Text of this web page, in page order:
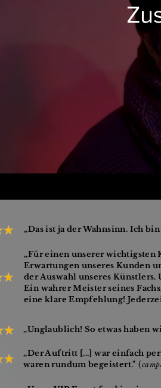
,,Das ist ja der Wahnsinn. Ich
,,Für einen unserer wichtigsten
Erwartungen unseres Kunden
der Auswahl unseres
Ein wahrer Meister seines
eine klare Empfehlung!
,,Unglaublich! So etwas haben
,,Der Auftritt [...] war einfach
waren rundum begeistert." (